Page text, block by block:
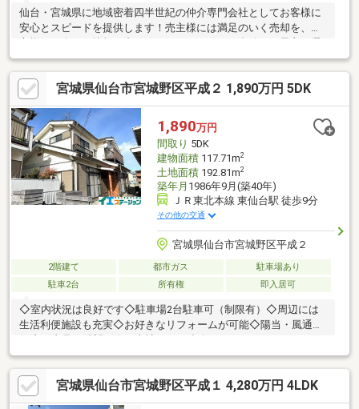
仙台・宮城県に地域密着四半世紀の仲介専門会社としてお客様に
安心とスピードを提供します！売主様には満足のいく売却を、買
択をご提案させて頂きます！
宮城県仙台市宮城野区平成２ 1,890万円 5DK
1,890万円
間取り 5DK
建物面積117.71m2
土地面積192.81m2
築年月 1986年9月(築40年)
ＪＲ東北本線 東仙台駅 徒歩9分
その他の交通
宮城県仙台市宮城野区平成２
2階建て 都市ガス
駐車場あり
駐車2台
所有権 即入居可
◇室内状況は良好です◇駐車場2台駐車可（制限有）◇周辺には
生活利便施設も充実◇お好きなリフォームが可能◇陽当・風通良
INFORMATION～□東仙台小学校 徒歩約13分（約900m）□東仙台中
学校 徒歩約13分（約900m）□JR東北本線「東仙台」駅 徒歩約
10分（約700m）□JR仙石線「苦竹」駅 徒歩約11分（約800m）□
セブンイレブン仙台松岡町店 徒歩約7分（約500m）□イオンエ
宮城県仙台市宮城野区平成１ 4,280万円 4LDK